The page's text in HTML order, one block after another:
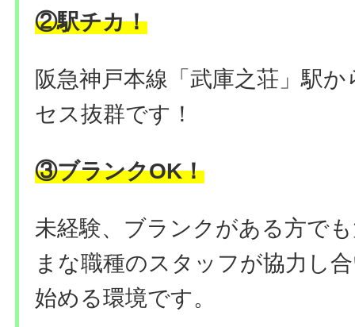
②駅チカ！
阪急神戸本線「武庫之荘」駅
セス抜群です！
③ブランクOK！
未経験、ブランクがある方で
まな職種のスタッフが協力し
始める環境です。